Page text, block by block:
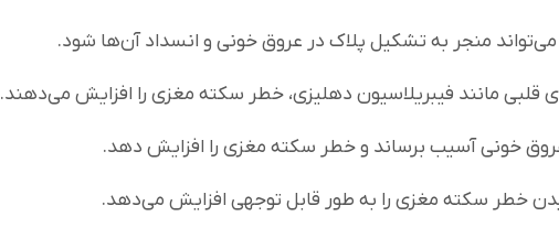
می‌تواند منجر به تشکیل پلاک در عروق خونی و انسداد آن‌ها شود.
قلبی مانند فیبریلاسیون دهلیزی، خطر سکته مغزی را افزایش می‌دهند.
خونی آسیب برساند و خطر سکته مغزی را افزایش دهد.
خطر سکته مغزی را به طور قابل توجهی افزایش می‌دهد.